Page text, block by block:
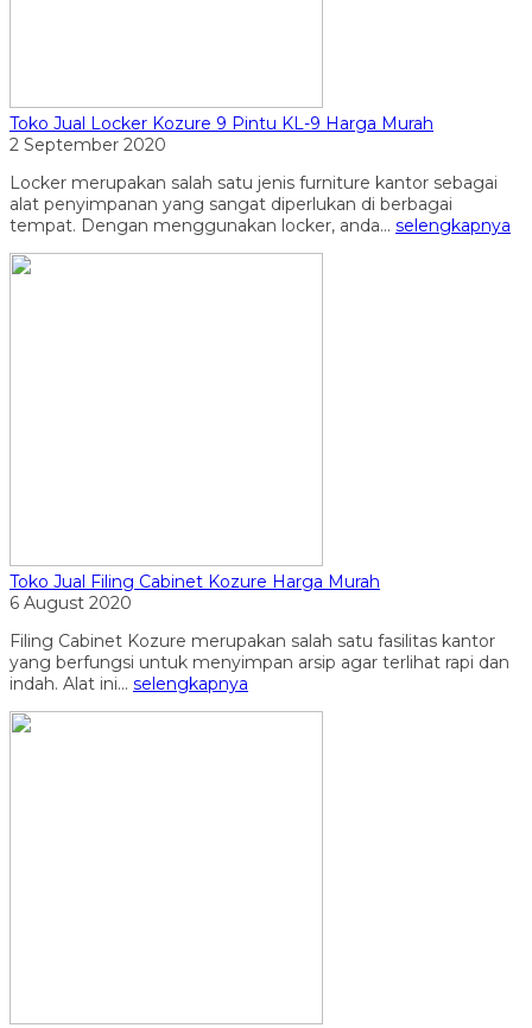
Toko Jual Locker Kozure 9 Pintu KL-9 Harga Murah
2 September 2020
Locker merupakan salah satu jenis furniture kantor sebagai
alat penyimpanan yang sangat diperlukan di berbagai
tempat. Dengan menggunakan locker, anda... selengkapnya
Toko Jual Filing Cabinet Kozure Harga Murah
6 August 2020
Filing Cabinet Kozure merupakan salah satu fasilitas kantor
yang berfungsi untuk menyimpan arsip agar terlihat rapi dan
indah. Alat ini... selengkapnya